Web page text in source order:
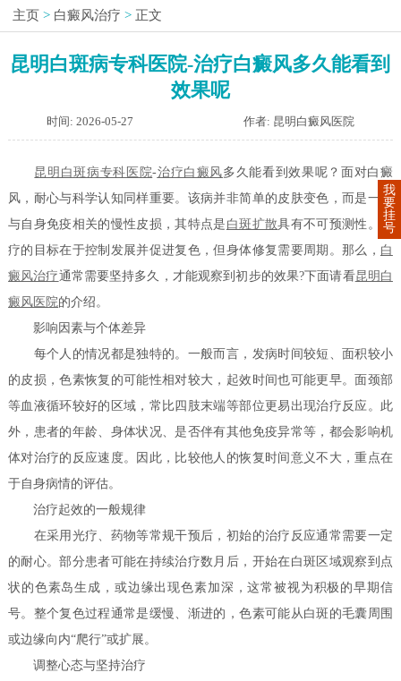
主页 > 白癜风治疗 > 正文
昆明白斑病专科医院-治疗白癜风多久能看到
效果呢
时间: 2026-05-27 作者: 昆明白癜风医院
昆明白斑病专科医院-治疗白癜风多久能看到效果呢？面对白癜
风，耐心与科学认知同样重要。该病并非简单的皮肤变色，而是一种
与自身免疫相关的慢性皮损，其特点是 白斑扩散具有不可预测性。治
疗的目标在于控制发展并促进复色，但身体修复需要周期。那么， 白
癜风治疗通常需要坚持多久，才能观察到初步的效果?下面请看昆明白
癜风医院的介绍。
影响因素与个体差异
每个人的情况都是独特的。一般而言，发病时间较短、面积较小
的皮损，色素恢复的可能性相对较大，起效时间也可能更早。面颈部
等血液循环较好的区域，常比四肢末端等部位更易出现治疗反应。此
外，患者的年龄、身体状况、是否伴有其他免疫异常等，都会影响机
体对治疗的反应速度。因此，比较他人的恢复时间意义不大，重点在
于自身病情的评估。
治疗起效的一般规律
在采用光疗、药物等常规干预后，初始的治疗反应通常需要一定
的耐心。部分患者可能在持续治疗数月后，开始在白斑区域观察到点
状的色素岛生成，或边缘出现色素加深，这常被视为积极的早期信
号。整个复色过程通常是缓慢、渐进的，色素可能从白斑的毛囊周围
或边缘向内“爬行”或扩展。
调整心态与坚持治疗
我
要
挂
号